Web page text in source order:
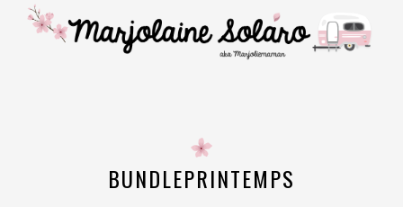
BUNDLEPRINTEMPS